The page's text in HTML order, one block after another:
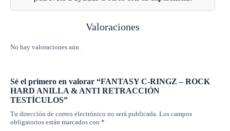
Valoraciones
No hay valoraciones aún.
Sé el primero en valorar “FANTASY C-RINGZ – ROCK
HARD ANILLA & ANTI RETRACCIÓN
TESTÍCULOS”
Tu dirección de correo electrónico no será publicada. Los campos
obligatorios están marcados con *